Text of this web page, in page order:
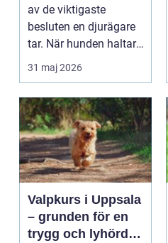
av de viktigaste
besluten en djurägare
tar. När hunden haltar,
katten slu...
31 maj 2026
Valpkurs i Uppsala
– grunden för en
trygg och lyhörd